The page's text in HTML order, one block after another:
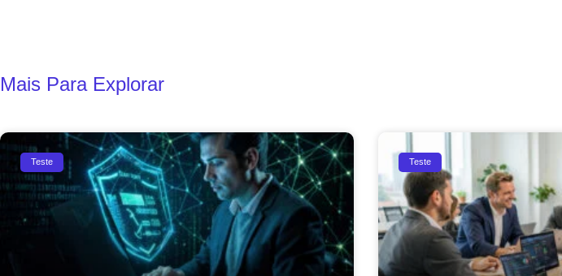
Mais Para Explorar
Teste Teste